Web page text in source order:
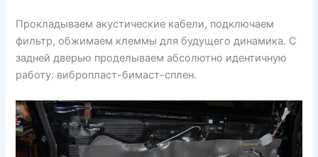
Прокладываем акустические кабели, подключаем
фильтр, обжимаем клеммы для будущего динамика. С
задней дверью проделываем абсолютно идентичную
работу: вибропласт-бимаст-сплен.